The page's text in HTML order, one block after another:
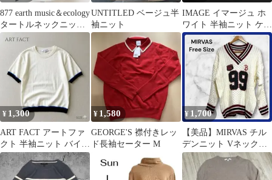
877 earth music＆ecology
タートルネックニット
セーター
UNTITLED ベージュ半
袖ニット
IMAGE イマージュ ホ
ワイト 半袖ニット ケー
ブル編み
¥ 1,300
ART FACT アートファ
クト 半袖ニット バイカ
ラー オフホワイト M
¥ 1,580
GEORGE'S 襟付きレッ
ド長袖セーター M
¥ 1,700
【美品】MIRVAS チル
デンニット Vネックセ
ーター ケーブル編み F